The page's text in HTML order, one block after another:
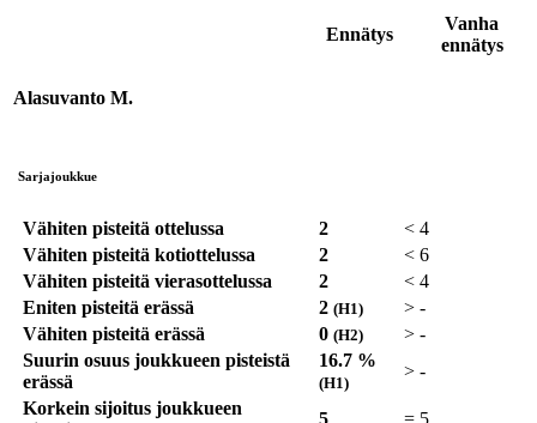
Ennätys
Vanha
ennätys
Alasuvanto M.
Sarjajoukkue
Vähiten pisteitä ottelussa 2 < 4
Vähiten pisteitä kotiottelussa
2 < 6
Vähiten pisteitä vierasottelussa
2 < 4
Eniten pisteitä erässä
2 (H1) > -
Vähiten pisteitä erässä
0 (H2) > -
Suurin osuus joukkueen pisteistä
erässä
16.7 %
(H1)
> -
Korkein sijoitus joukkueen